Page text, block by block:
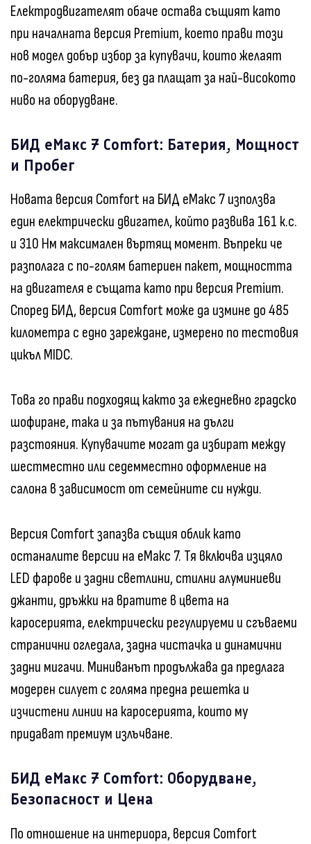
Електродвигателят обаче остава същият като
при началната версия Premium, което прави този
нов модел добър избор за купувачи, които желаят
по-голяма батерия, без да плащат за най-високото
ниво на оборудване.
БИД еМакс 7 Comfort: Батерия, Мощност
и Пробег
Новата версия Comfort на БИД еМакс 7 използва
един електрически двигател, който развива 161 к.с.
и 310 Нм максимален въртящ момент. Въпреки че
разполага с по-голям батериен пакет, мощността
на двигателя е същата като при версия Premium.
Според БИД, версия Comfort може да измине до 485
километра с едно зареждане, измерено по тестовия
цикъл MIDC.
Това го прави подходящ както за ежедневно градско
шофиране, така и за пътувания на дълги
разстояния. Купувачите могат да избират между
шестместно или седемместно оформление на
салона в зависимост от семейните си нужди.
Версия Comfort запазва същия облик като
останалите версии на еМакс 7. Тя включва изцяло
LED фарове и задни светлини, стилни алуминиеви
джанти, дръжки на вратите в цвета на
каросерията, електрически регулируеми и сгъваеми
странични огледала, задна чистачка и динамични
задни мигачи. Миниванът продължава да предлага
модерен силует с голяма предна решетка и
изчистени линии на каросерията, които му
придават премиум излъчване.
БИД еМакс 7 Comfort: Оборудване,
Безопасност и Цена
По отношение на интериора, версия Comfort